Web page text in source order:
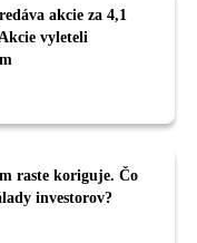
akcie za 4,1
vyleteli
raste koriguje. Čo
investorov?